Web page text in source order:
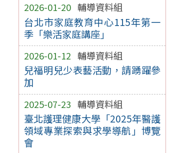
2026-01-20 輔導資料組
台北市家庭教育中心115年第一
季「樂活家庭講座」
2026-01-12 輔導資料組
兒福明兒少表藝活動，請踴躍參
加
2025-07-23 輔導資料組
臺北護理健康大學「2025年醫護
領域專業探索與求學導航」博覽
會